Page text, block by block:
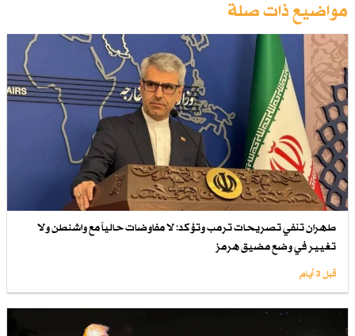
مواضيع ذات صلة
طهران تنفي تصريحات ترمب وتؤكد: لا مفاوضات حالياً مع واشنطن ولا
تغيير في وضع مضيق هرمز
قبل 3 أيام